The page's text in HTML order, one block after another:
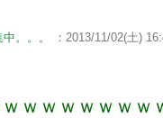
。。。 ：2013/11/02(土)
ｗｗｗｗｗｗｗ